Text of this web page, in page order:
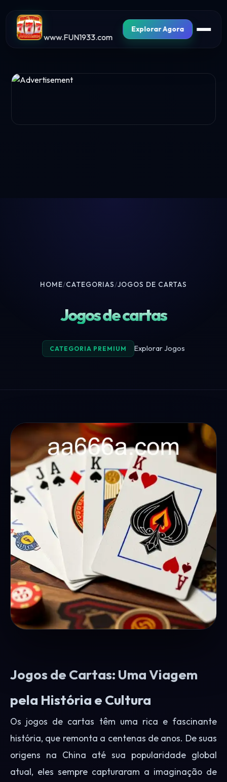
www.FUN1933.com
Explorar Agora
HOME/CATEGORIAS/JOGOS DE CARTAS
Jogos de cartas
CATEGORIA PREMIUM Explorar Jogos
Jogos de Cartas: Uma Viagem
pela História e Cultura
Os jogos de cartas têm uma rica e fascinante
história, que remonta a centenas de anos. De suas
origens na China até sua popularidade global
atual, eles sempre capturaram a imaginação de